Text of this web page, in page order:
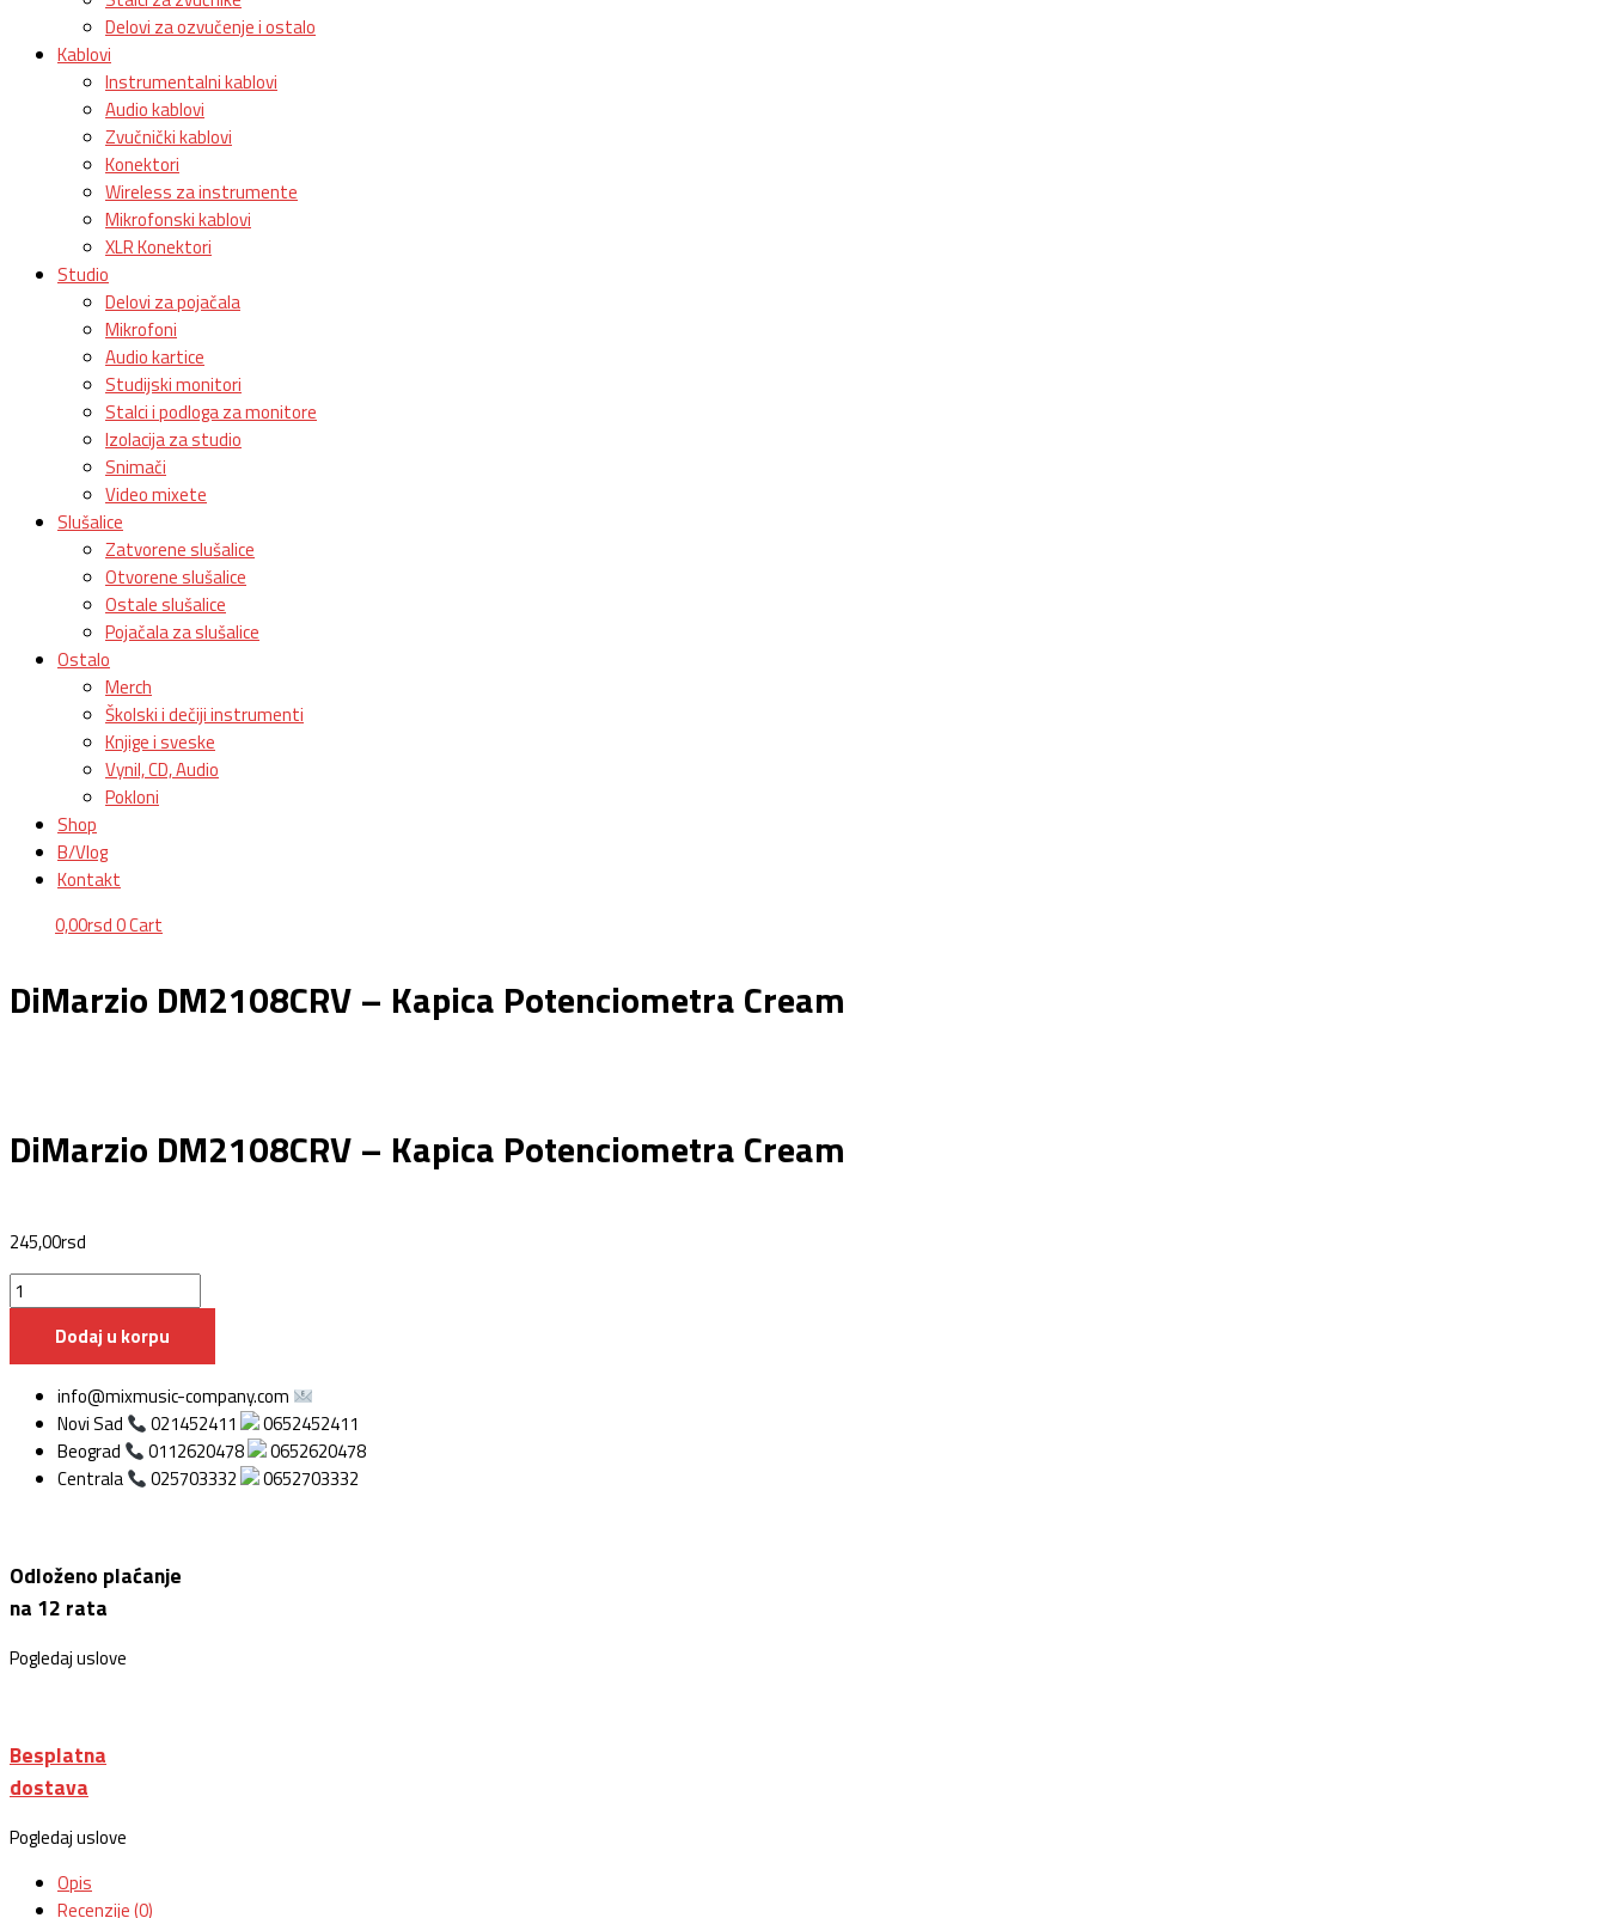
Delovi za ozvučenje i ostalo
Kablovi
Instrumentalni kablovi
Audio kablovi
Zvučnički kablovi
Konektori
Wireless za instrumente
Mikrofonski kablovi
XLR Konektori
Studio
Delovi za pojačala
Mikrofoni
Audio kartice
Studijski monitori
Stalci i podloga za monitore
Izolacija za studio
Snimači
Video mixete
Slušalice
Zatvorene slušalice
Otvorene slušalice
Ostale slušalice
Pojačala za slušalice
Ostalo
Merch
Školski i dečiji instrumenti
Knjige i sveske
Vynil, CD, Audio
Pokloni
Shop
B/Vlog
Kontakt
0,00rsd0Cart
DiMarzio DM2108CRV – Kapica Potenciometra Cream
DiMarzio DM2108CRV – Kapica Potenciometra Cream
245,00rsd
Dodaj u korpu
info@mixmusic-company.com
Novi Sad
021452411
0652452411
Beograd
0112620478
0652620478
Centrala
025703332 0652703332
Odloženo plaćanje
na 12 rata
Pogledaj uslove
Besplatna
dostava
Pogledaj uslove
Opis
Recenzije (0)